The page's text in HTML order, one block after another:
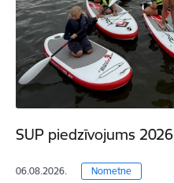
SUP piedzīvojums 2026
06.08.2026. Nometne